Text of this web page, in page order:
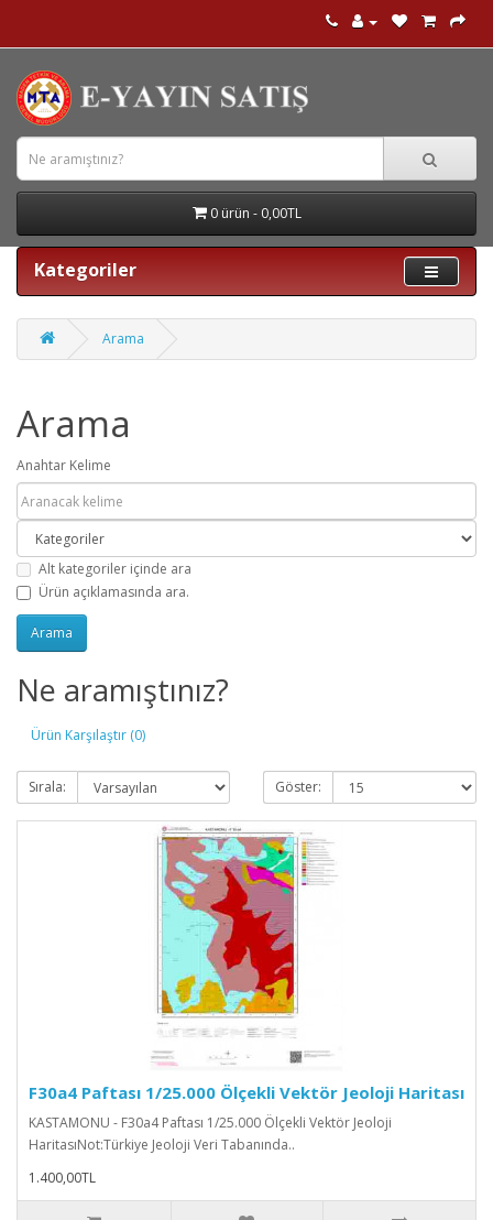
0 ürün - 0,00TL
Kategoriler
Arama
Arama
Anahtar Kelime
Alt kategoriler içinde ara
Ürün açıklamasında ara.
Ne aramıştınız?
Ürün Karşılaştır (0)
Sırala: Göster:
F30a4 Paftası 1/25.000 Ölçekli Vektör Jeoloji Haritası
KASTAMONU - F30a4 Paftası 1/25.000 Ölçekli Vektör Jeoloji
HaritasıNot:Türkiye Jeoloji Veri Tabanında..
1.400,00TL